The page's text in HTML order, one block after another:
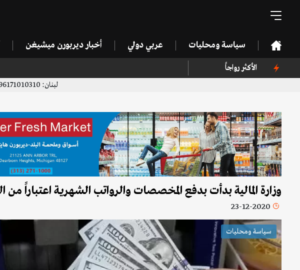
سياسة ومحليات عربي دولي أخبار ديربورن ميشيغن
الأكثر رواجاً
لبنان: 96171010310+ ديربورن: 13137751171+ | 13136996923+
وزارة المالية بدأت بدفع المخصصات والرواتب الشهرية اعتباراً من
23-12-2020
سياسة ومحليات